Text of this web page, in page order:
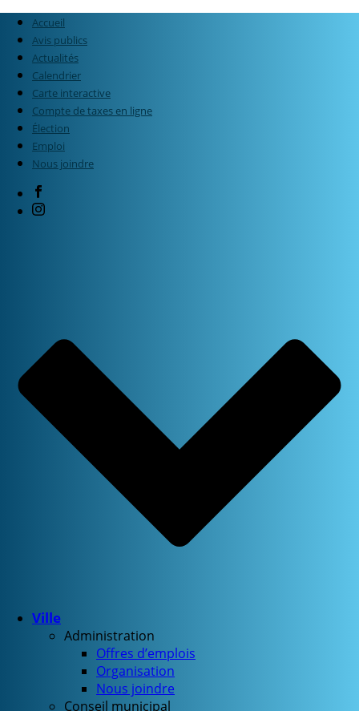
Accueil
Avis publics
Actualités
Calendrier
Carte interactive
Compte de taxes en ligne
Élection
Emploi
Nous joindre
Ville
Administration
Offres d’emplois
Organisation
Nous joindre
Conseil municipal